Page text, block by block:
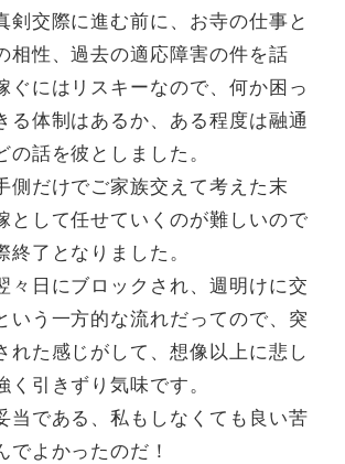
剣交際に進む前に、お寺の仕事と
相性、過去の適応障害の件を話
ぐにはリスキーなので、何か困っ
る体制はあるか、ある程度は融通
の話を彼としました。
側だけでご家族交えて考えた末
として任せていくのが難しいので
終了となりました。
々日にブロックされ、週明けに交
いう一方的な流れだってので、突
れた感じがして、想像以上に悲し
く引きずり気味です。
当である、私もしなくても良い苦
でよかったのだ！